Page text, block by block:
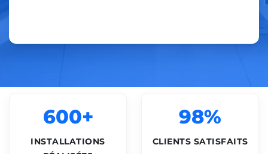
600+
INSTALLATIONS
98%
CLIENTS SATISFAITS